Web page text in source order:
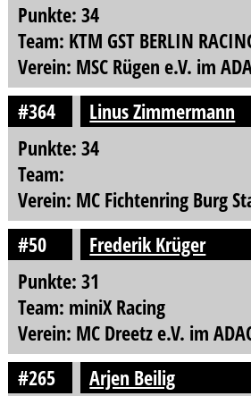
Punkte: 34
Team: KTM GST BERLIN
Verein: MSC Rügen e.V. im
#364
Linus Zimmermann
Punkte: 34
Team:
Verein: MC Fichtenring Burg
#50
Frederik Krüger
Punkte: 31
Team: miniX Racing
Verein: MC Dreetz e.V. im
#265
Arjen Beilig